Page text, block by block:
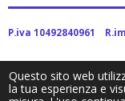
Questo sito web
la tua esperienza e
P.iva 10492840961
2024Baitstoreitalia